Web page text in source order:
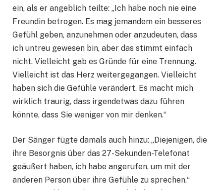
ein, als er angeblich teilte: „Ich habe noch nie eine
Freundin betrogen. Es mag jemandem ein besseres
Gefühl geben, anzunehmen oder anzudeuten, dass
ich untreu gewesen bin, aber das stimmt einfach
nicht. Vielleicht gab es Gründe für eine Trennung.
Vielleicht ist das Herz weitergegangen. Vielleicht
haben sich die Gefühle verändert. Es macht mich
wirklich traurig, dass irgendetwas dazu führen
könnte, dass Sie weniger von mir denken.“
Der Sänger fügte damals auch hinzu: „Diejenigen, die
ihre Besorgnis über das 27-Sekunden-Telefonat
geäußert haben, ich habe angerufen, um mit der
anderen Person über ihre Gefühle zu sprechen.“